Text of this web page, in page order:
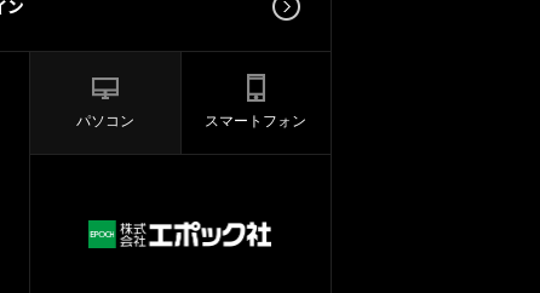
パソコン スマートフォン